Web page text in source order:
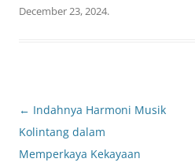
December 23, 2024.
Post
navigation
← Indahnya Harmoni Musik
Kolintang dalam
Memperkaya Kekayaan